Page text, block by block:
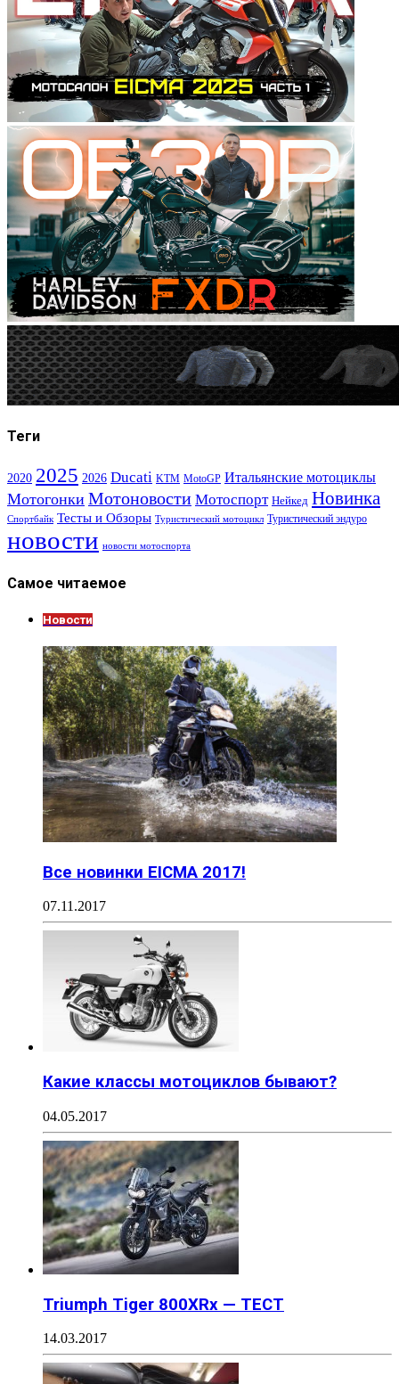
Теги
2020 2025 2026 Ducati KTM MotoGP Итальянские мотоциклы
Мотогонки Мотоновости Мотоспорт Нейкед Новинка
Спортбайк Тесты и Обзоры Туристический мотоцикл Туристический эндуро
новости новости мотоспорта
Самое читаемое
Новости
Все новинки EICMA 2017!
07.11.2017
Какие классы мотоциклов бывают?
04.05.2017
Triumph Tiger 800XRx — ТЕСТ
14.03.2017